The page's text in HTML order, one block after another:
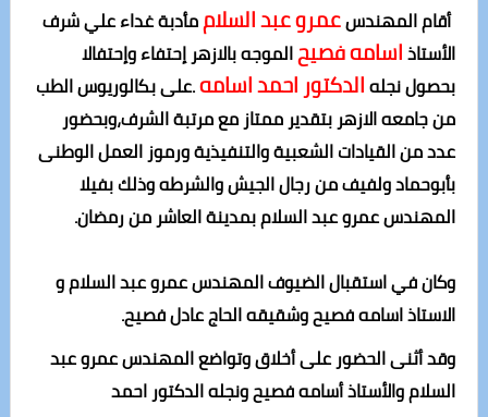
أقام المهندسعمرو عبد السلاممأدبة غداء علي شرف
الأستاذاسامه فصيحالموجه بالازهر إحتفاء وإحتفالا
بحصول نجلهالدكتوراحمداسامه.على بكالوريوس الطب
من جامعه الازهر بتقدير ممتاز مع مرتبة الشرف،وبحضور
عدد من القيادات الشعبية والتنفيذية ورموز العمل الوطنى
بأبوحماد ولفيف من رجال الجيش والشرطه وذلك بفيلا
المهندس عمرو عبد السلام بمدينة العاشر من رمضان.
وكان في استقبال الضيوف المهندس عمرو عبد السلام و
الاستاذ اسامه فصيح وشقيقه الحاج عادل فصيح.
وقد أثنى الحضور على أخلاق وتواضعالمهندس عمرو عبد
السلام والأستاذ أسامه فصيح ونجلهالدكتوراحمد